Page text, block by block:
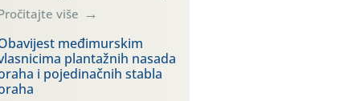
prije zamračivanja u proteklom
smo mjesecu tri puta upućivali
o preventivnim
zaštite krizantema od
uzročnika bolesti,
i fito-fagnih grinja (23.7.,
više
međimurskim
plantažnih nasada
i pojedinačnih stabla